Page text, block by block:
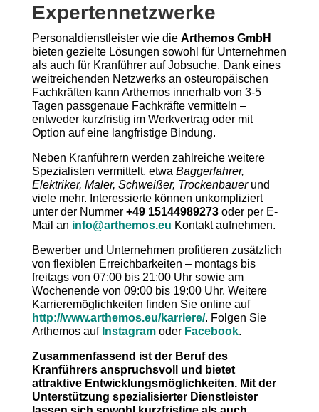
Expertennetzwerke
Personaldienstleister wie die Arthemos GmbH
bieten gezielte Lösungen sowohl für Unternehmen
als auch für Kranführer auf Jobsuche. Dank eines
weitreichenden Netzwerks an osteuropäischen
Fachkräften kann Arthemos innerhalb von 3-5
Tagen passgenaue Fachkräfte vermitteln –
entweder kurzfristig im Werkvertrag oder mit
Option auf eine langfristige Bindung.
Neben Kranführern werden zahlreiche weitere
Spezialisten vermittelt, etwa Baggerfahrer,
Elektriker, Maler, Schweißer, Trockenbauerund
viele mehr. Interessierte können unkompliziert
unter der Nummer +49 15144989273oder per E-
Mail an info@arthemos.eu Kontakt aufnehmen.
Bewerber und Unternehmen profitieren zusätzlich
von flexiblen Erreichbarkeiten – montags bis
freitags von 07:00 bis 21:00 Uhr sowie am
Wochenende von 09:00 bis 19:00 Uhr. Weitere
Karrieremöglichkeiten finden Sie online auf
http://www.arthemos.eu/karriere/. Folgen Sie
Arthemos auf Instagramoder Facebook.
Zusammenfassend ist der Beruf des
Kranführers anspruchsvoll und bietet
attraktive Entwicklungsmöglichkeiten. Mit der
Unterstützung spezialisierter Dienstleister